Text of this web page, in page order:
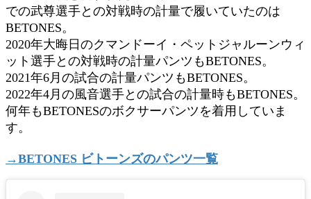
での武尊選手との対戦時の計量で履いていたのは
BETONES。
2020年大晦日のクマンドーイ・ペットジャルーンウィ
ット選手との対戦時の計量パンツもBETONES。
2021年6月の試合の計量パンツもBETONES。
2022年4月の風音選手との試合の計量時もBETONES。
何年もBETONESのボクサーパンツを着用していま
す。
→BETONES ビトーンズのパンツ一覧